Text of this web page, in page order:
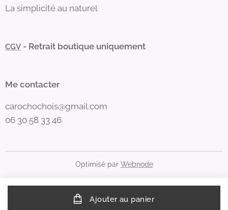
Ajouter au panier
La simplicité au naturel
CGV - Retrait boutique uniquement
Me contacter
carochochois@gmail.com
06 30 58 33 46
Optimisé par Webnode